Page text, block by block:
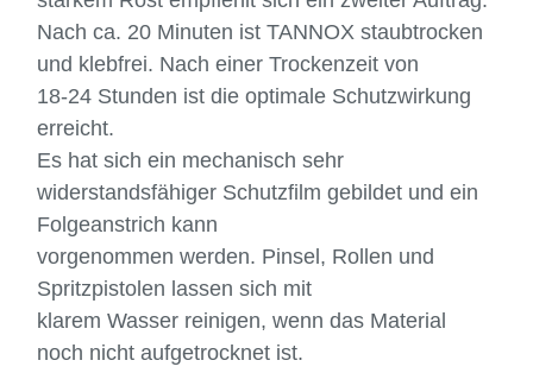
Nach ca. 20 Minuten ist TANNOX staubtrocken
und klebfrei. Nach einer Trockenzeit von
18-24 Stunden ist die optimale Schutzwirkung
erreicht.
Es hat sich ein mechanisch sehr
widerstandsfähiger Schutzfilm gebildet und ein
Folgeanstrich kann
vorgenommen werden. Pinsel, Rollen und
Spritzpistolen lassen sich mit
klarem Wasser reinigen, wenn das Material
noch nicht aufgetrocknet ist.